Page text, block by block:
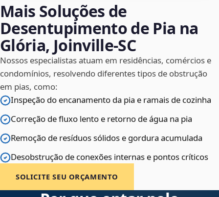
Mais Soluções de
Desentupimento de Pia na
Glória, Joinville‑SC
Nossos especialistas atuam em residências, comércios e
condomínios, resolvendo diferentes tipos de obstrução
em pias, como:
Inspeção do encanamento da pia e ramais de cozinha
Correção de fluxo lento e retorno de água na pia
Remoção de resíduos sólidos e gordura acumulada
Desobstrução de conexões internas e pontos críticos
SOLICITE SEU ORÇAMENTO